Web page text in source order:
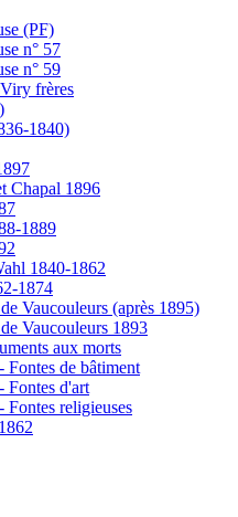
(PF)
n° 57
n° 59
frères
1840)
Chapal 1896
1889
1840-1862
1874
Vaucouleurs (après 1895)
Vaucouleurs 1893
aux morts
Fontes de bâtiment
Fontes d'art
Fontes religieuses